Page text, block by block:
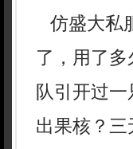
仿盛大私
了，用了
队引开过
出果核？